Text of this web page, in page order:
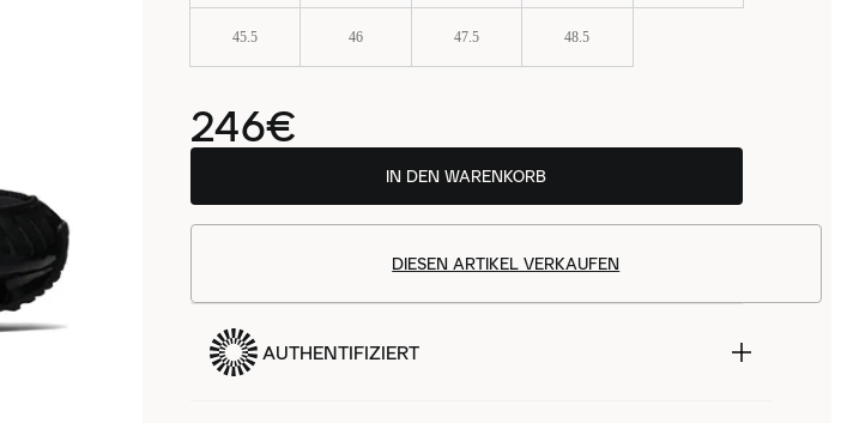
45.5 46 47.5 48.5
246€
IN DEN WARENKORB
DIESEN ARTIKEL VERKAUFEN
AUTHENTIFIZIERT